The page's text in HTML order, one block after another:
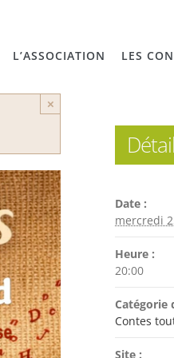
L’ASSOCIATION LES
×
Date :
mercredi
Heure :
20:00
Catégorie
Contes
Site :